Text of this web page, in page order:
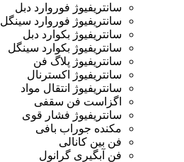
سانتریفیوژ فوروارد دبل
سانتریفیوژ فوروارد سینگل
سانتریفیوژ بکوارد دبل
سانتریفیوژ بکوارد سینگل
سانتریفیوژ پلاگ فن
سانتریفیوژ اکسترنال
سانتریفیوژ انتقال مواد
اگزاست فن سقفی
سانتریفیوژ فشار قوی
مکنده جوراب بافی
فن بین کانالی
فن آبگیری گرانول